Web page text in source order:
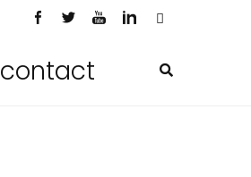
contact